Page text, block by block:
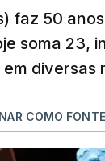
faz 50
soma 23,
diversas
COMO